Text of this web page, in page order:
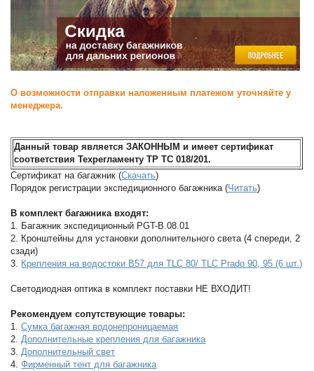
О возможности отправки наложенным платежом уточняйте у
менеджера.
Данный товар является ЗАКОННЫМ и имеет сертификат
соответствия Техрегламенту ТР ТС 018/201.
Сертификат на багажник (Скачать)
Порядок регистрации экспедиционного багажника (Читать)
В комплект багажника входят:
1. Багажник экспедиционный PGT-B.08.01
2. Кронштейны для установки дополнительного света (4 спереди, 2
сзади)
3. Крепления на водостоки B57 для TLC 80/ TLC Prado 90, 95 (6 шт.)
Светодиодная оптика в комплект поставки НЕ ВХОДИТ!
Рекомендуем сопутствующие товары:
1.Сумка багажная водонепроницаемая
2.Дополнительные крепления для багажника
3.Дополнительный свет
4.Фирменный тент для багажника